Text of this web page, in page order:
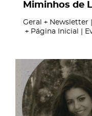
Miminhos de
Geral
Newsletter
Página Inicial |